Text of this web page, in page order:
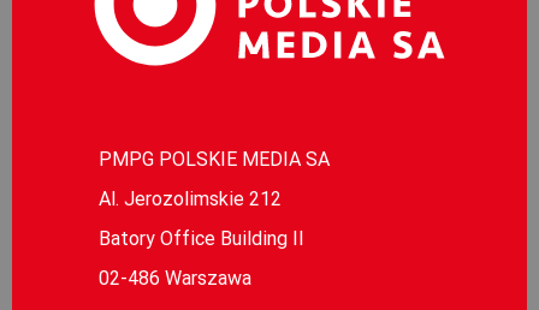
PMPG POLSKIE MEDIA SA
Al. Jerozolimskie 212
Batory Office Building II
02-486 Warszawa